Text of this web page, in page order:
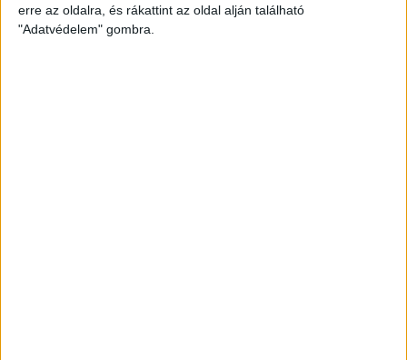
erre az oldalra, és rákattint az oldal alján található
"Adatvédelem" gombra.